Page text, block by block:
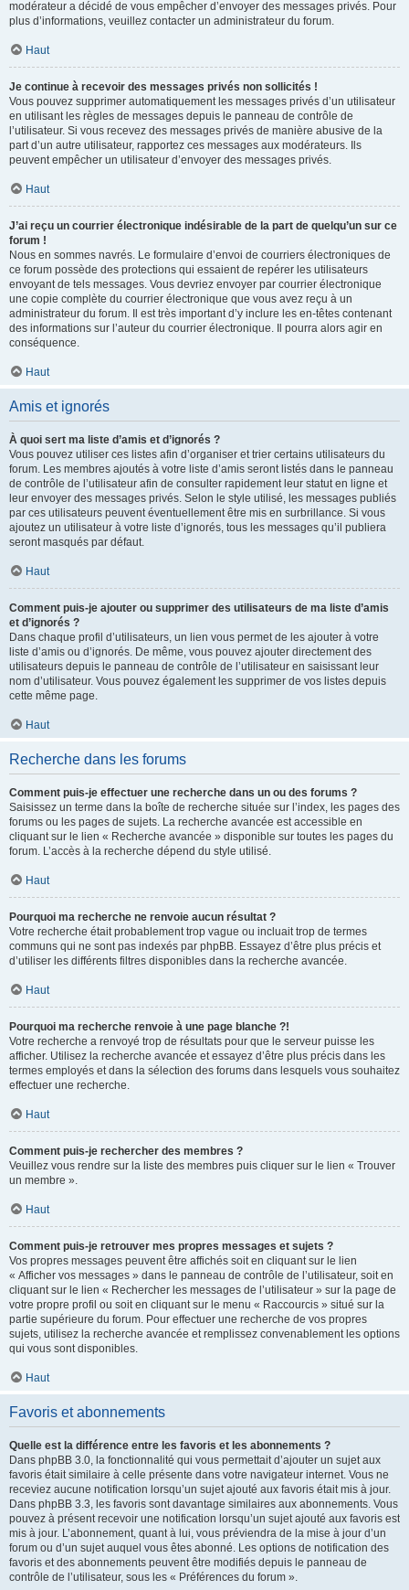
modérateur a décidé de vous empêcher d’envoyer des messages privés. Pour
plus d’informations, veuillez contacter un administrateur du forum.
Haut
Je continue à recevoir des messages privés non sollicités !
Vous pouvez supprimer automatiquement les messages privés d’un utilisateur
en utilisant les règles de messages depuis le panneau de contrôle de
l’utilisateur. Si vous recevez des messages privés de manière abusive de la
part d’un autre utilisateur, rapportez ces messages aux modérateurs. Ils
peuvent empêcher un utilisateur d’envoyer des messages privés.
Haut
J’ai reçu un courrier électronique indésirable de la part de quelqu’un sur ce
forum !
Nous en sommes navrés. Le formulaire d’envoi de courriers électroniques de
ce forum possède des protections qui essaient de repérer les utilisateurs
envoyant de tels messages. Vous devriez envoyer par courrier électronique
une copie complète du courrier électronique que vous avez reçu à un
administrateur du forum. Il est très important d’y inclure les en-têtes contenant
des informations sur l’auteur du courrier électronique. Il pourra alors agir en
conséquence.
Haut
Amis et ignorés
À quoi sert ma liste d’amis et d’ignorés ?
Vous pouvez utiliser ces listes afin d’organiser et trier certains utilisateurs du
forum. Les membres ajoutés à votre liste d’amis seront listés dans le panneau
de contrôle de l’utilisateur afin de consulter rapidement leur statut en ligne et
leur envoyer des messages privés. Selon le style utilisé, les messages publiés
par ces utilisateurs peuvent éventuellement être mis en surbrillance. Si vous
ajoutez un utilisateur à votre liste d’ignorés, tous les messages qu’il publiera
seront masqués par défaut.
Haut
Comment puis-je ajouter ou supprimer des utilisateurs de ma liste d’amis
et d’ignorés ?
Dans chaque profil d’utilisateurs, un lien vous permet de les ajouter à votre
liste d’amis ou d’ignorés. De même, vous pouvez ajouter directement des
utilisateurs depuis le panneau de contrôle de l’utilisateur en saisissant leur
nom d’utilisateur. Vous pouvez également les supprimer de vos listes depuis
cette même page.
Haut
Recherche dans les forums
Comment puis-je effectuer une recherche dans un ou des forums ?
Saisissez un terme dans la boîte de recherche située sur l’index, les pages des
forums ou les pages de sujets. La recherche avancée est accessible en
cliquant sur le lien « Recherche avancée » disponible sur toutes les pages du
forum. L’accès à la recherche dépend du style utilisé.
Haut
Pourquoi ma recherche ne renvoie aucun résultat ?
Votre recherche était probablement trop vague ou incluait trop de termes
communs qui ne sont pas indexés par phpBB. Essayez d’être plus précis et
d’utiliser les différents filtres disponibles dans la recherche avancée.
Haut
Pourquoi ma recherche renvoie à une page blanche ?!
Votre recherche a renvoyé trop de résultats pour que le serveur puisse les
afficher. Utilisez la recherche avancée et essayez d’être plus précis dans les
termes employés et dans la sélection des forums dans lesquels vous souhaitez
effectuer une recherche.
Haut
Comment puis-je rechercher des membres ?
Veuillez vous rendre sur la liste des membres puis cliquer sur le lien « Trouver
un membre ».
Haut
Comment puis-je retrouver mes propres messages et sujets ?
Vos propres messages peuvent être affichés soit en cliquant sur le lien
« Afficher vos messages » dans le panneau de contrôle de l’utilisateur, soit en
cliquant sur le lien « Rechercher les messages de l’utilisateur » sur la page de
votre propre profil ou soit en cliquant sur le menu « Raccourcis » situé sur la
partie supérieure du forum. Pour effectuer une recherche de vos propres
sujets, utilisez la recherche avancée et remplissez convenablement les options
qui vous sont disponibles.
Haut
Favoris et abonnements
Quelle est la différence entre les favoris et les abonnements ?
Dans phpBB 3.0, la fonctionnalité qui vous permettait d’ajouter un sujet aux
favoris était similaire à celle présente dans votre navigateur internet. Vous ne
receviez aucune notification lorsqu’un sujet ajouté aux favoris était mis à jour.
Dans phpBB 3.3, les favoris sont davantage similaires aux abonnements. Vous
pouvez à présent recevoir une notification lorsqu’un sujet ajouté aux favoris est
mis à jour. L’abonnement, quant à lui, vous préviendra de la mise à jour d’un
forum ou d’un sujet auquel vous êtes abonné. Les options de notification des
favoris et des abonnements peuvent être modifiés depuis le panneau de
contrôle de l’utilisateur, sous les « Préférences du forum ».